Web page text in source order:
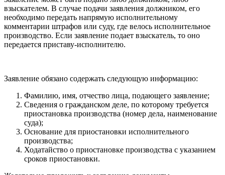
взыскателем. В случае подачи заявления должником, его
необходимо передать напрямую исполнительному
комментарии штрафов или суду, где велось исполнительное
производство. Если заявление подает взыскатель, то оно
передается приставу-исполнителю.
Заявление обязано содержать следующую информацию:
Фамилию, имя, отчество лица, подающего заявление;
Сведения о гражданском деле, по которому требуется
приостановка производства (номер дела, наименование
суда);
Основание для приостановки исполнительного
производства;
Ходатайство о приостановке производства с указанием
сроков приостановки.